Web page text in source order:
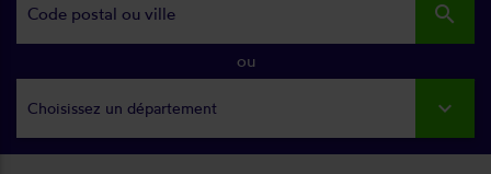
search
ou
Choisissez un département